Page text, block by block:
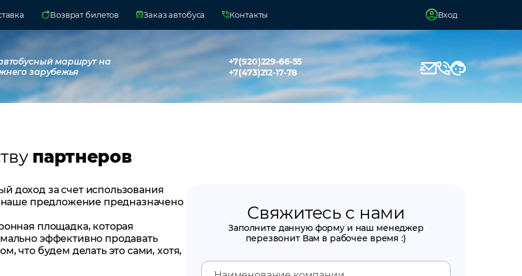
Возврат билетов Заказ автобуса Контакты Вход
маршрут на
зарубежья
+7(920)229-66-55
+7(473)212-17-78
партнеров
доход за счет использования
наше предложение предназначено
площадка, которая
эффективно продавать
что будем делать это сами, хотя,
Свяжитесь с нами
Заполните данную форму и наш менеджер
перезвонит Вам в рабочее время :)